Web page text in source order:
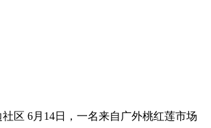
区 6月14日，一名来自广外桃红莲市场